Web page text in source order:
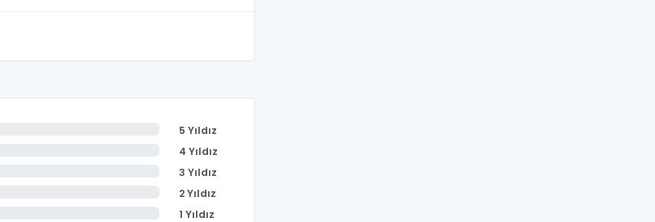
5 Yıldız
4 Yıldız
3 Yıldız
2 Yıldız
1 Yıldız